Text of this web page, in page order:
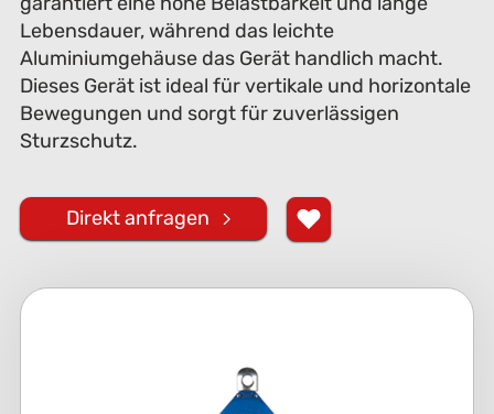
Lebensdauer, während das leichte
Aluminiumgehäuse das Gerät handlich macht.
Dieses Gerät ist ideal für vertikale und horizontale
Bewegungen und sorgt für zuverlässigen
Sturzschutz.
Direkt anfragen